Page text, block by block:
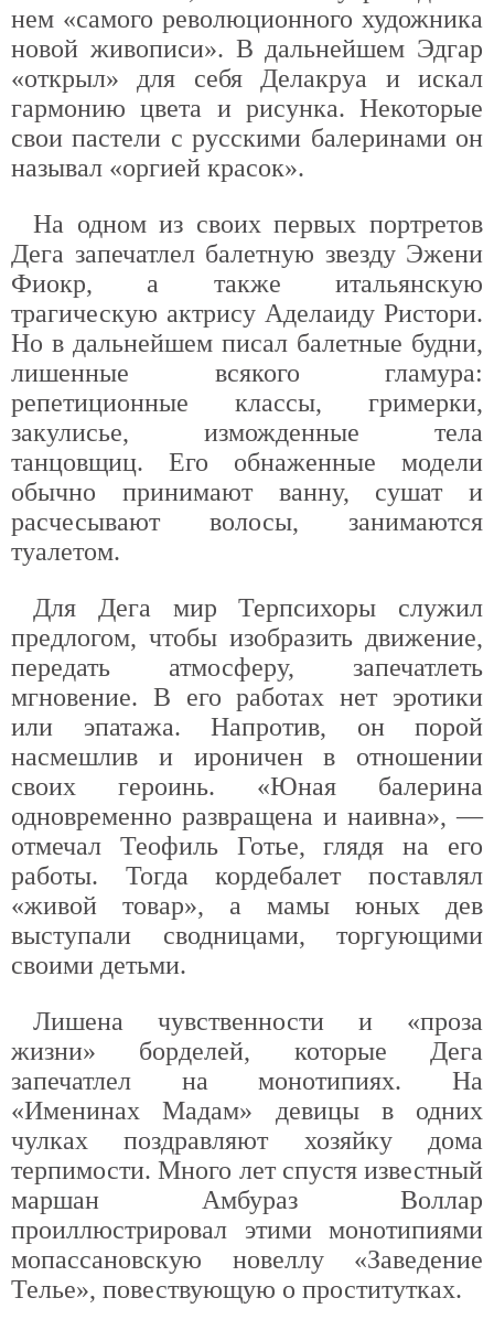
нем «самого революционного художника
новой живописи». В дальнейшем Эдгар
«открыл» для себя Делакруа и искал
гармонию цвета и рисунка. Некоторые
свои пастели с русскими балеринами он
называл «оргией красок».
На одном из своих первых портретов
Дега запечатлел балетную звезду Эжени
Фиокр, а также итальянскую
трагическую актрису Аделаиду Ристори.
Но в дальнейшем писал балетные будни,
лишенные всякого гламура:
репетиционные классы, гримерки,
закулисье, изможденные тела
танцовщиц. Его обнаженные модели
обычно принимают ванну, сушат и
расчесывают волосы, занимаются
туалетом.
Для Дега мир Терпсихоры служил
предлогом, чтобы изобразить движение,
передать атмосферу, запечатлеть
мгновение. В его работах нет эротики
или эпатажа. Напротив, он порой
насмешлив и ироничен в отношении
своих героинь. «Юная балерина
одновременно развращена и наивна», —
отмечал Теофиль Готье, глядя на его
работы. Тогда кордебалет поставлял
«живой товар», а мамы юных дев
выступали сводницами, торгующими
своими детьми.
Лишена чувственности и «проза
жизни» борделей, которые Дега
запечатлел на монотипиях. На
«Именинах Мадам» девицы в одних
чулках поздравляют хозяйку дома
терпимости. Много лет спустя известный
маршан Амбураз Воллар
проиллюстрировал этими монотипиями
мопассановскую новеллу «Заведение
Телье», повествующую о проститутках.